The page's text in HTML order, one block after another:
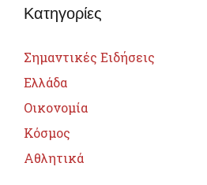
Κατηγορίες
Σημαντικές Ειδήσεις
Ελλάδα
Οικονομία
Κόσμος
Αθλητικά